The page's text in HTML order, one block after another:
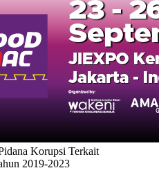
Korupsi Terkait
2019-2023